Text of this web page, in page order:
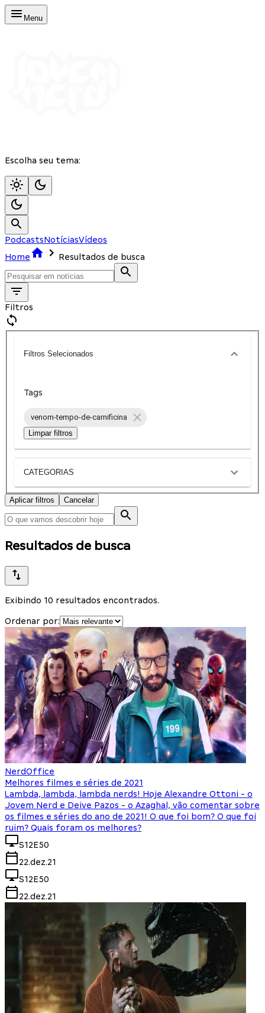
Menu
Escolha seu tema:
PodcastsNotíciasVídeos
Home
Resultados de busca
Filtros
Filtros Selecionados
Tags
venom-tempo-de-carnificina
Limpar filtros
CATEGORIAS
Aplicar filtros Cancelar
Resultados de busca
Exibindo 10 resultados encontrados.
Ordenar por:
NerdOffice
Melhores filmes e séries de 2021
Lambda, lambda, lambda nerds! Hoje Alexandre Ottoni - o
Jovem Nerd e Deive Pazos - o Azaghal, vão comentar sobre
os filmes e séries do ano de 2021! O que foi bom? O que foi
ruim? Quais foram os melhores?
S12E50
22.dez.21
S12E50
22.dez.21